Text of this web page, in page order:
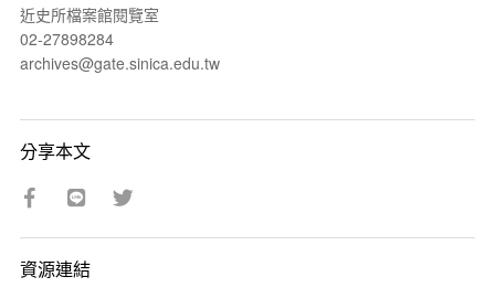
近史所檔案館閱覽室
02-27898284
archives@gate.sinica.edu.tw
分享本文
資源連結